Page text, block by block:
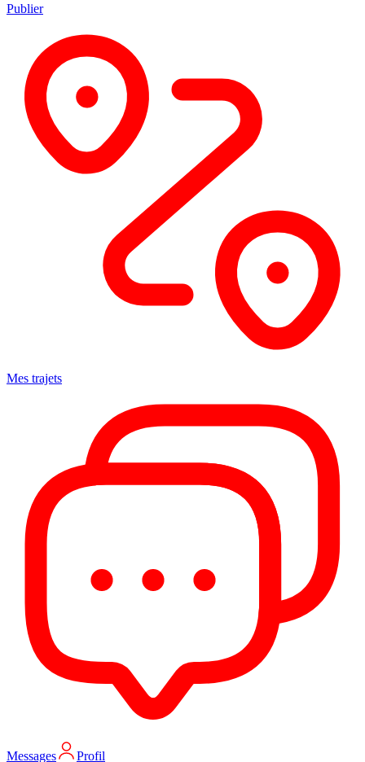
Publier
Mes trajets
Messages Profil